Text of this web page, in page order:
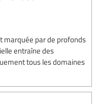
marquée par de profonds
entraîne des
tous les domaines